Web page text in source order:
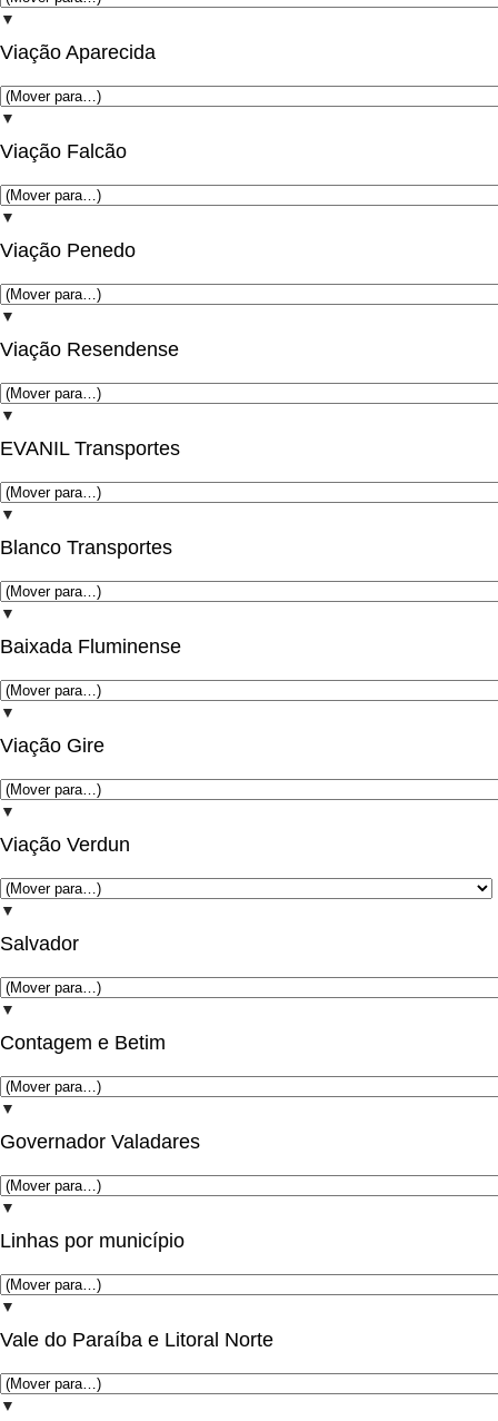
▼
Viação Aparecida
▼
Viação Falcão
▼
Viação Penedo
▼
Viação Resendense
▼
EVANIL Transportes
▼
Blanco Transportes
▼
Baixada Fluminense
▼
Viação Gire
▼
Viação Verdun
▼
Salvador
▼
Contagem e Betim
▼
Governador Valadares
▼
Linhas por município
▼
Vale do Paraíba e Litoral Norte
▼